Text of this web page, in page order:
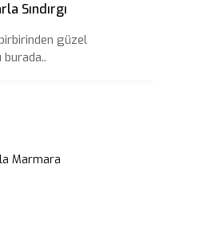
Sındırgı
birbirinden güzel